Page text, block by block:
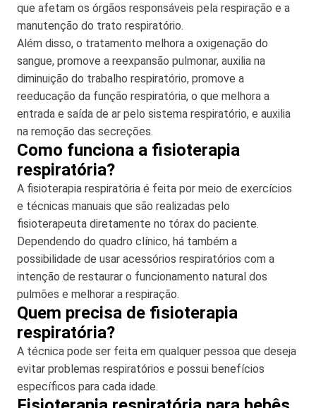
que afetam os órgãos responsáveis pela respiração e a
manutenção do trato respiratório.
Além disso, o tratamento melhora a oxigenação do
sangue, promove a reexpansão pulmonar, auxilia na
diminuição do trabalho respiratório, promove a
reeducação da função respiratória, o que melhora a
entrada e saída de ar pelo sistema respiratório, e auxilia
na remoção das secreções.
Como funciona a fisioterapia
respiratória?
A fisioterapia respiratória é feita por meio de exercícios
e técnicas manuais que são realizadas pelo
fisioterapeuta diretamente no tórax do paciente.
Dependendo do quadro clínico, há também a
possibilidade de usar acessórios respiratórios com a
intenção de restaurar o funcionamento natural dos
pulmões e melhorar a respiração.
Quem precisa de fisioterapia
respiratória?
A técnica pode ser feita em qualquer pessoa que deseja
evitar problemas respiratórios e possui benefícios
específicos para cada idade.